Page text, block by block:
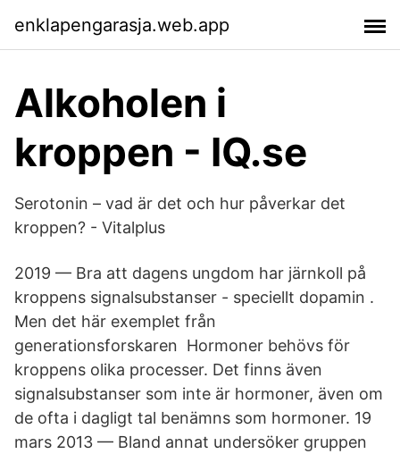
enklapengarasja.web.app
Alkoholen i
kroppen - IQ.se
Serotonin – vad är det och hur påverkar det
kroppen? - Vitalplus
2019 — Bra att dagens ungdom har järnkoll på
kroppens signalsubstanser - speciellt dopamin .
Men det här exemplet från
generationsforskaren Hormoner behövs för
kroppens olika processer. Det finns även
signalsubstanser som inte är hormoner, även om
de ofta i dagligt tal benämns som hormoner. 19
mars 2013 — Bland annat undersöker gruppen